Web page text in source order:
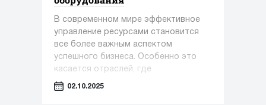
В современном мире эффективное
управление ресурсами становится
все более важным аспектом
успешного бизнеса. Особенно это
касается отраслей, где
оборудование играет ключевую роль
02.10.2025